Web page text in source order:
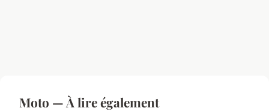
Moto — À lire également